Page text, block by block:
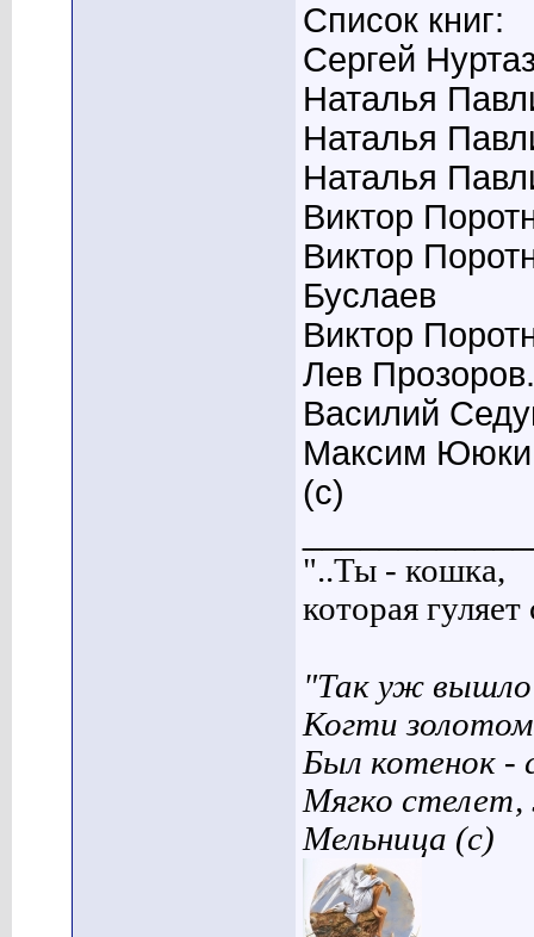
Список книг:
Сергей
Наталья
Наталья
Наталья
Виктор
Виктор
Буслаев
Виктор
Лев
Василий
Максим
(с)
"..Ты - кошка,
которая
"Так уж вышло
Когти
Был котенок -
Мягко
Мельница (с)